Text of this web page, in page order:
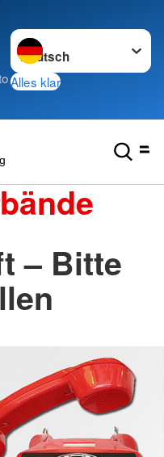
Sprache wechseln zu
Alles klar
– Bitte